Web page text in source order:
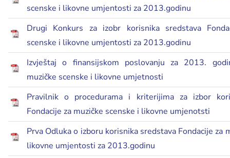
scenske i likovne umjentosti za 2013.godinu
Drugi Konkurs za izobr korisnika sredstava
scenske i likovne umjentosti za 2013.godinu
Izvještaj o finansijskom poslovanju za 2013.
muzičke scenske i likovne umjetnosti
Pravilnik o procedurama i kriterijima za izbor
Fondacije za muzičke scenske i likovne umjenotsti
Prva Odluka o izboru korisnika sredstava Fondacije za
likovne umjentosti za 2013.godinu